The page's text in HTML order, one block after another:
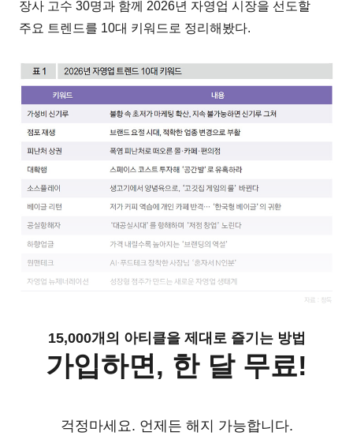
장사 고수 30명과 함께 2026년 자영업 시장을 선도할
주요 트렌드를 10대 키워드로 정리해봤다.
15,000개의 아티클을 제대로 즐기는 방법
가입하면, 한 달 무료!
걱정마세요. 언제든 해지 가능합니다.